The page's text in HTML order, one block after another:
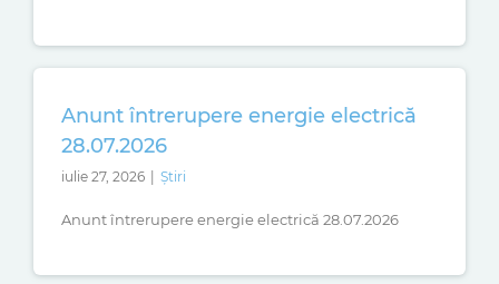
Anunt întrerupere energie electrică
28.07.2026
iulie 27, 2026 | Știri
Anunt întrerupere energie electrică 28.07.2026